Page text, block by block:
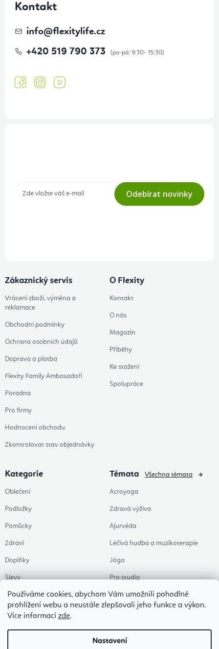
Používáme cookies, abychom Vám umožnili pohodlné
prohlížení webu a neustále zlepšovali jeho funkce a výkon.
Více informací zde.
Nastavení
Kontakt
info@flexitylife.cz
+420 519 790 373
Odebírat novinky
Zákaznický servis
Vrácení zboží, výměna a
reklamace
Obchodní podmínky
Ochrana osobních údajů
Doprava a platba
Flexity Family Ambasadoři
Poradna
Pro firmy
Hodnocení obchodu
Zkontrolovat stav objednávky
O Flexity
Kontakt
O nás
Magazín
Příběhy
Ke stažení
Spolupráce
Kategorie
Oblečení
Podložky
Pomůcky
Zdraví
Doplňky
Slevy
Témata
Témata
Acroyoga
Zdravá výživa
Ajurvéda
Léčivá hudba a muzikoterapie
Jóga
Pro studia
Pilates
Kancelář & homeoffice
Zen a meditace
Všechna témata